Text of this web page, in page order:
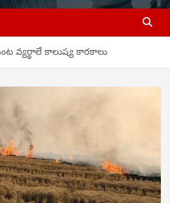
వ్యర్థాలే కాలుష్య కారకాలు